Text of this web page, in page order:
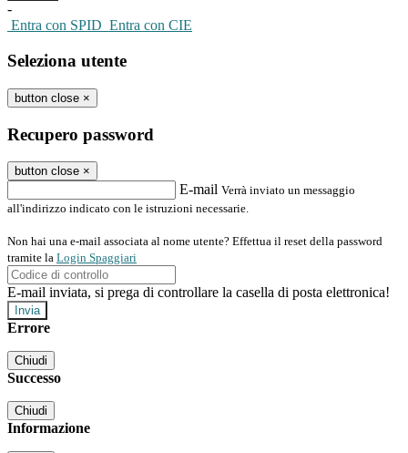
-
Entra con SPID Entra con CIE
Seleziona utente
button close ×
Recupero password
button close ×
E-mail Verrà inviato un messaggio
all'indirizzo indicato con le istruzioni necessarie.
Non hai una e-mail associata al nome utente? Effettua il reset della password
tramite la Login Spaggiari
E-mail inviata, si prega di controllare la casella di posta elettronica!
Errore
Chiudi
Successo
Chiudi
Informazione